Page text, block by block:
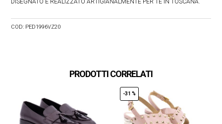
COD: PED1996VZ20
PRODOTTI CORRELATI
-31 %